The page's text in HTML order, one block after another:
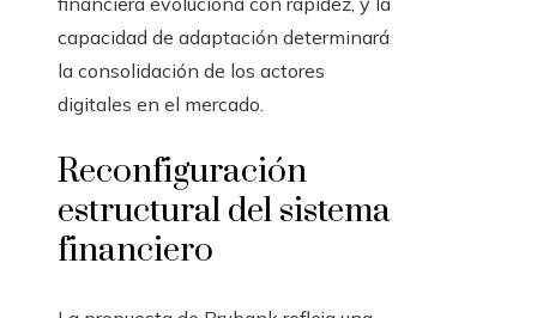
capacidad de adaptación determinará
la consolidación de los actores
digitales en el mercado.
Reconfiguración
estructural del sistema
financiero